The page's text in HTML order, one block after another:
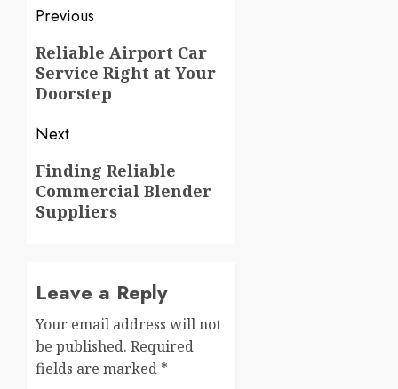
Post
navigation
Previous
Previous
post:
Reliable Airport Car
Service Right at Your
Doorstep
Next
Next
post:
Finding Reliable
Commercial Blender
Suppliers
Leave a Reply
Your email address will not
be published. Required
fields are marked *